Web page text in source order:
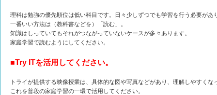
理科は勉強の優先順位は低い科目です。日々少しずつでも学習を行う必要があ
一番いい方法は（教科書などを）「読む」。
知識はしっていてもそれがつながっていないケースが多々あります。
家庭学習で読むようにしてください。
■Try ITを活用してください。
トライが提供する映像授業は、具体的な図や写真などがあり、理解しやすくな
これを普段の家庭学習の一環で活用してください。